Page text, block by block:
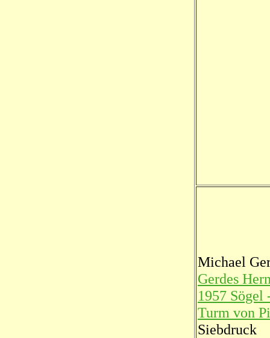
Michael
Gerdes
1957 Sögel
Turm von
Siebdruck